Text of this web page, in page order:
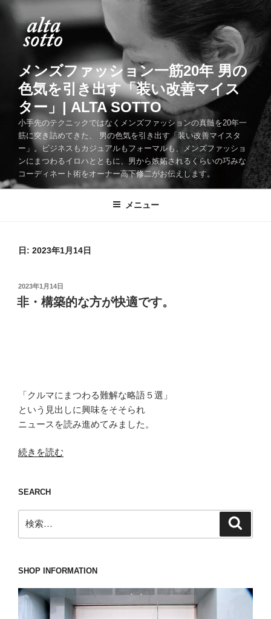
メンズファッション一筋20年 男の
色気を引き出す「装い改善マイス
ター」| ALTA SOTTO
小手先のテクニックではなくメンズファッションの真髄を20年一
筋に突き詰めてきた、 男の色気を引き出す「装い改善マイスタ
ー」。ビジネスもカジュアルもフォーマルも、メンズファッショ
ンにまつわるイロハとともに、男から嫉妬されるくらいの巧みな
コーディネート術をオーナー高下修二がお伝えします。
メニュー
日: 2023年1月14日
投
稿
日:
2023年1月14日
非・構築的な方が快適です。
「クルマにまつわる難解な略語５選」
という見出しに興味をそそられ
ニュースを読み進めてみました。
“非・
的
な
方
が
適
す。”
続きを読む
SEARCH
索:
SHOP INFORMATION